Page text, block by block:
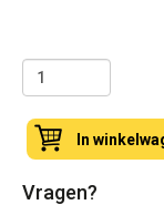
In
Vragen?